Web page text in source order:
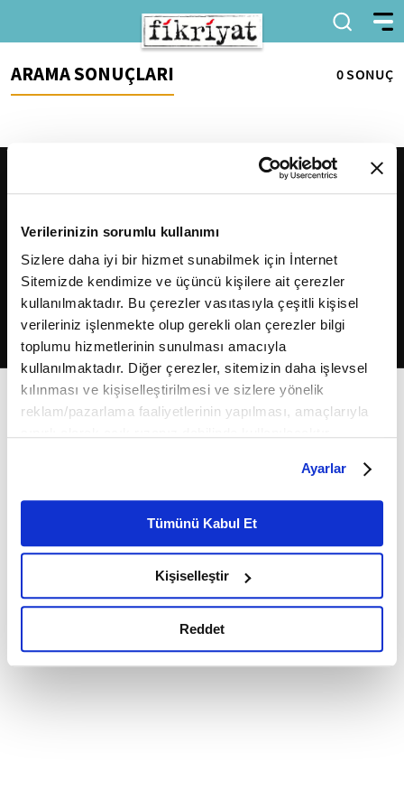
Verilerinizin sorumlu kullanımı
Sizlere daha iyi bir hizmet sunabilmek için İnternet
Sitemizde kendimize ve üçüncü kişilere ait çerezler
kullanılmaktadır. Bu çerezler vasıtasıyla çeşitli kişisel
verileriniz işlenmekte olup gerekli olan çerezler bilgi
toplumu hizmetlerinin sunulması amacıyla
kullanılmaktadır. Diğer çerezler, sitemizin daha işlevsel
kılınması ve kişiselleştirilmesi ve sizlere yönelik
reklam/pazarlama faaliyetlerinin yapılması, amaçlarıyla
belirleyebilirsiniz. Çerezlere ilişkin detaylı bilgi için
Ayarlar butonuna tıklayabilir,Çerez Bilgilendirme
Metnimizi ziyaret edebilirsiniz.
6698 sayılı Kişisel Verilerin Korunması Kanunu uyarınca
okumak ve sitemizi ziyaretiniz kapsamında
gerçekleştirilen veri işleme faaliyetleri ile ilgili daha
detaylı bilgi almak için lütfentıklayınız.
Ayarlar
Tümünü Kabul Et
Kişiselleştir
Reddet
ARAMA SONUÇLARI 0 SONUÇ
2026Fikriyat. Tüm hakları saklıdır.